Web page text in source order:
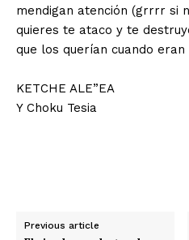
mendigan atención (grrrr si
quieres te ataco y te
que los querían cuando eran
KETCHE ALE”EA
Y Choku Tesia
Previous article